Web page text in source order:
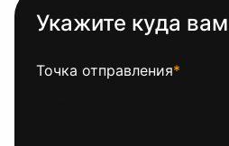
Укажите куда
Точка отправления*